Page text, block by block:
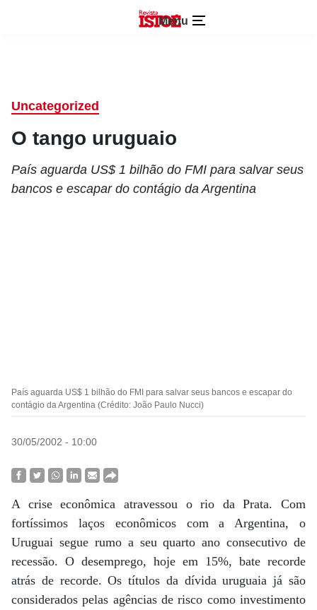
Menu
Uncategorized
O tango uruguaio
País aguarda US$ 1 bilhão do FMI para salvar seus
bancos e escapar do contágio da Argentina
País aguarda US$ 1 bilhão do FMI para salvar seus bancos e escapar do
contágio da Argentina (Crédito: João Paulo Nucci)
30/05/2002 - 10:00
A crise econômica atravessou o rio da Prata. Com
fortíssimos laços econômicos com a Argentina, o
Uruguai segue rumo a seu quarto ano consecutivo de
recessão. O desemprego, hoje em 15%, bate recorde
atrás de recorde. Os títulos da dívida uruguaia já são
considerados pelas agências de risco como investimento